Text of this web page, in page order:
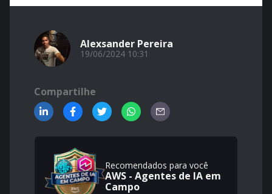
Alexsander Pereira
19/06/2024 10:31
Compartilhe
Recomendados para você
AWS - Agentes de IA em
Campo